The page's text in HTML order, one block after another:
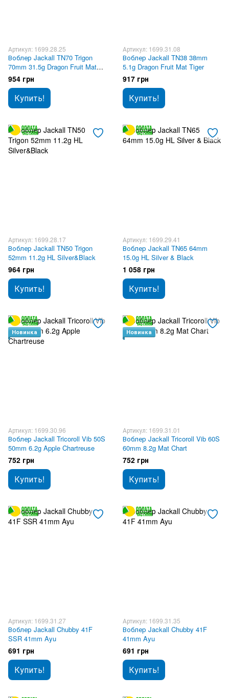
Артикул: 1699.28.25
Воблер Jackall TN70 Trigon
70mm 31.5g Dragon Fruit Mat
Tiger
954 грн
Купить!
Артикул: 1699.31.08
Воблер Jackall TN38 38mm
5.1g Dragon Fruit Mat Tiger
917 грн
Купить!
Артикул: 1699.28.17
Воблер Jackall TN50 Trigon
52mm 11.2g HL Silver&Black
964 грн
Купить!
Артикул: 1699.29.41
Воблер Jackall TN65 64mm
15.0g HL Silver & Black
1 058 грн
Купить!
Новинка
Артикул: 1699.30.96
Воблер Jackall Tricoroll Vib 50S
50mm 6.2g Apple Chartreuse
752 грн
Купить!
Новинка
Артикул: 1699.31.01
Воблер Jackall Tricoroll Vib 60S
60mm 8.2g Mat Chart
752 грн
Купить!
Артикул: 1699.31.27
Воблер Jackall Chubby 41F
SSR 41mm Ayu
691 грн
Купить!
Артикул: 1699.31.35
Воблер Jackall Chubby 41F
41mm Ayu
691 грн
Купить!